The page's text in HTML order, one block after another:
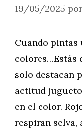
19/05/2025 por
Cuando pintas
colores…Estás
solo destacan
actitud
en el color.
respiran selva,